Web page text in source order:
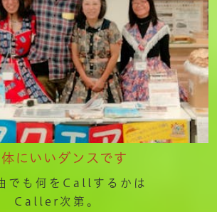
にいいダンスです
でも何をCallするかは
Caller次第。